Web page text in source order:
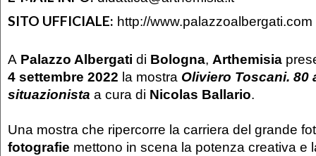
SITO UFFICIALE: http://www.palazzoalbergati.com
A Palazzo Albergati di Bologna, Arthemisia
4 settembre 2022 la mostra Oliviero Toscani. 80
situazionista a cura di Nicolas Ballario.
Una mostra che ripercorre la carriera del grande
fotografie mettono in scena la potenza creativa e